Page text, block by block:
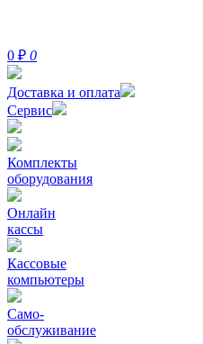
0 ₽ 0
Доставка и оплата
Сервис
Комплекты
оборудования
Онлайн
кассы
Кассовые
компьютеры
Само-
обслуживание